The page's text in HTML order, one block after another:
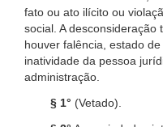
fato ou ato ilícito ou
social. A
houver falência, estado
inatividade da pessoa
administração.
§ 1° (Vetado).